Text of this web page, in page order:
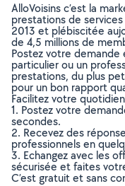
AlloVoisins c’est la
prestations de
2013 et plébiscitée
de 4,5 millions de
Postez votre demande
particulier ou un
prestations, du plus
pour un bon rapport
Facilitez votre
1. Postez votre
secondes.
2. Recevez des
professionnels en
3. Echangez avec les
sécurisée et faites
C’est gratuit et sans